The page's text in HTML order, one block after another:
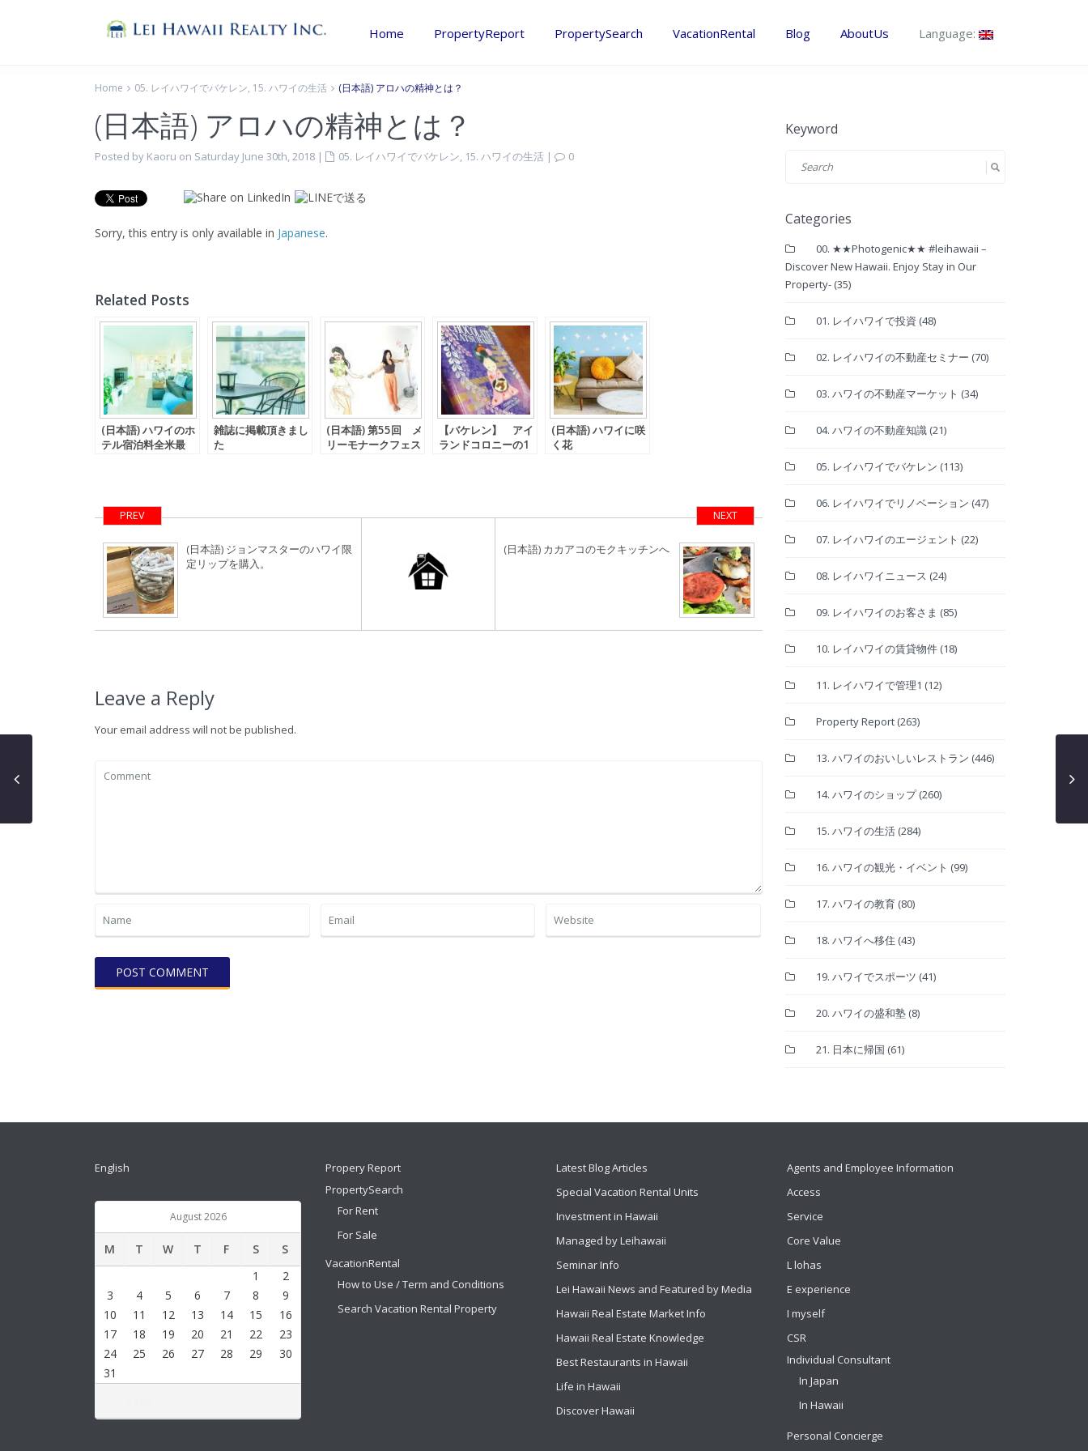
Home PropertyReport PropertySearch VacationRental Blog AboutUs Language:
Home 05. レイハワイでバケレン, 15. ハワイの生活 (日本語) アロハの精神とは？
(日本語) アロハの精神とは？
Posted by Kaoru on Saturday June 30th, 2018 | 05. レイハワイでバケレン, 15. ハワイの生活 | 0
Sorry, this entry is only available in Japanese.
Related Posts
(日本語) ハワイのホ
テル宿泊料全米最
雑誌に掲載頂きまし
た
(日本語) 第55回 メ
リーモナークフェス
【バケレン】 アイ
ランドコロニーの1
(日本語) ハワイに咲
く花
PREV
(日本語) ジョンマスターのハワイ限
定リップを購入。
NEXT
(日本語) カカアコのモクキッチンへ
Leave a Reply
Your email address will not be published.
Keyword
Categories
00. ★★Photogenic★★ #leihawaii –
Discover New Hawaii. Enjoy Stay in Our
Property- (35)
01. レイハワイで投資 (48)
02. レイハワイの不動産セミナー (70)
03. ハワイの不動産マーケット (34)
04. ハワイの不動産知識 (21)
05. レイハワイでバケレン (113)
06. レイハワイでリノベーション (47)
07. レイハワイのエージェント (22)
08. レイハワイニュース (24)
09. レイハワイのお客さま (85)
10. レイハワイの賃貸物件 (18)
11. レイハワイで管理1 (12)
Property Report (263)
13. ハワイのおいしいレストラン (446)
14. ハワイのショップ(260)
15. ハワイの生活 (284)
16. ハワイの観光・イベント (99)
17. ハワイの教育 (80)
18. ハワイへ移住 (43)
19. ハワイでスポーツ (41)
20. ハワイの盛和塾 (8)
21. 日本に帰国 (61)
English
August 2026
M T W T F S S
1
2
3
4 5 6 7 8
9
10
11 12 13 14 15
16
17
18 19 20 21 22
23
24
25 26 27 28 29
30
31
Propery Report
PropertySearch
For Rent
For Sale
VacationRental
How to Use / Term and Conditions
Search Vacation Rental Property
Latest Blog Articles
Special Vacation Rental Units
Investment in Hawaii
Managed by Leihawaii
Seminar Info
Lei Hawaii News and Featured by Media
Hawaii Real Estate Market Info
Hawaii Real Estate Knowledge
Best Restaurants in Hawaii
Life in Hawaii
Discover Hawaii
Agents and Employee Information
Access
Service
Core Value
L lohas
E experience
I myself
CSR
Individual Consultant
In Japan
In Hawaii
Personal Concierge